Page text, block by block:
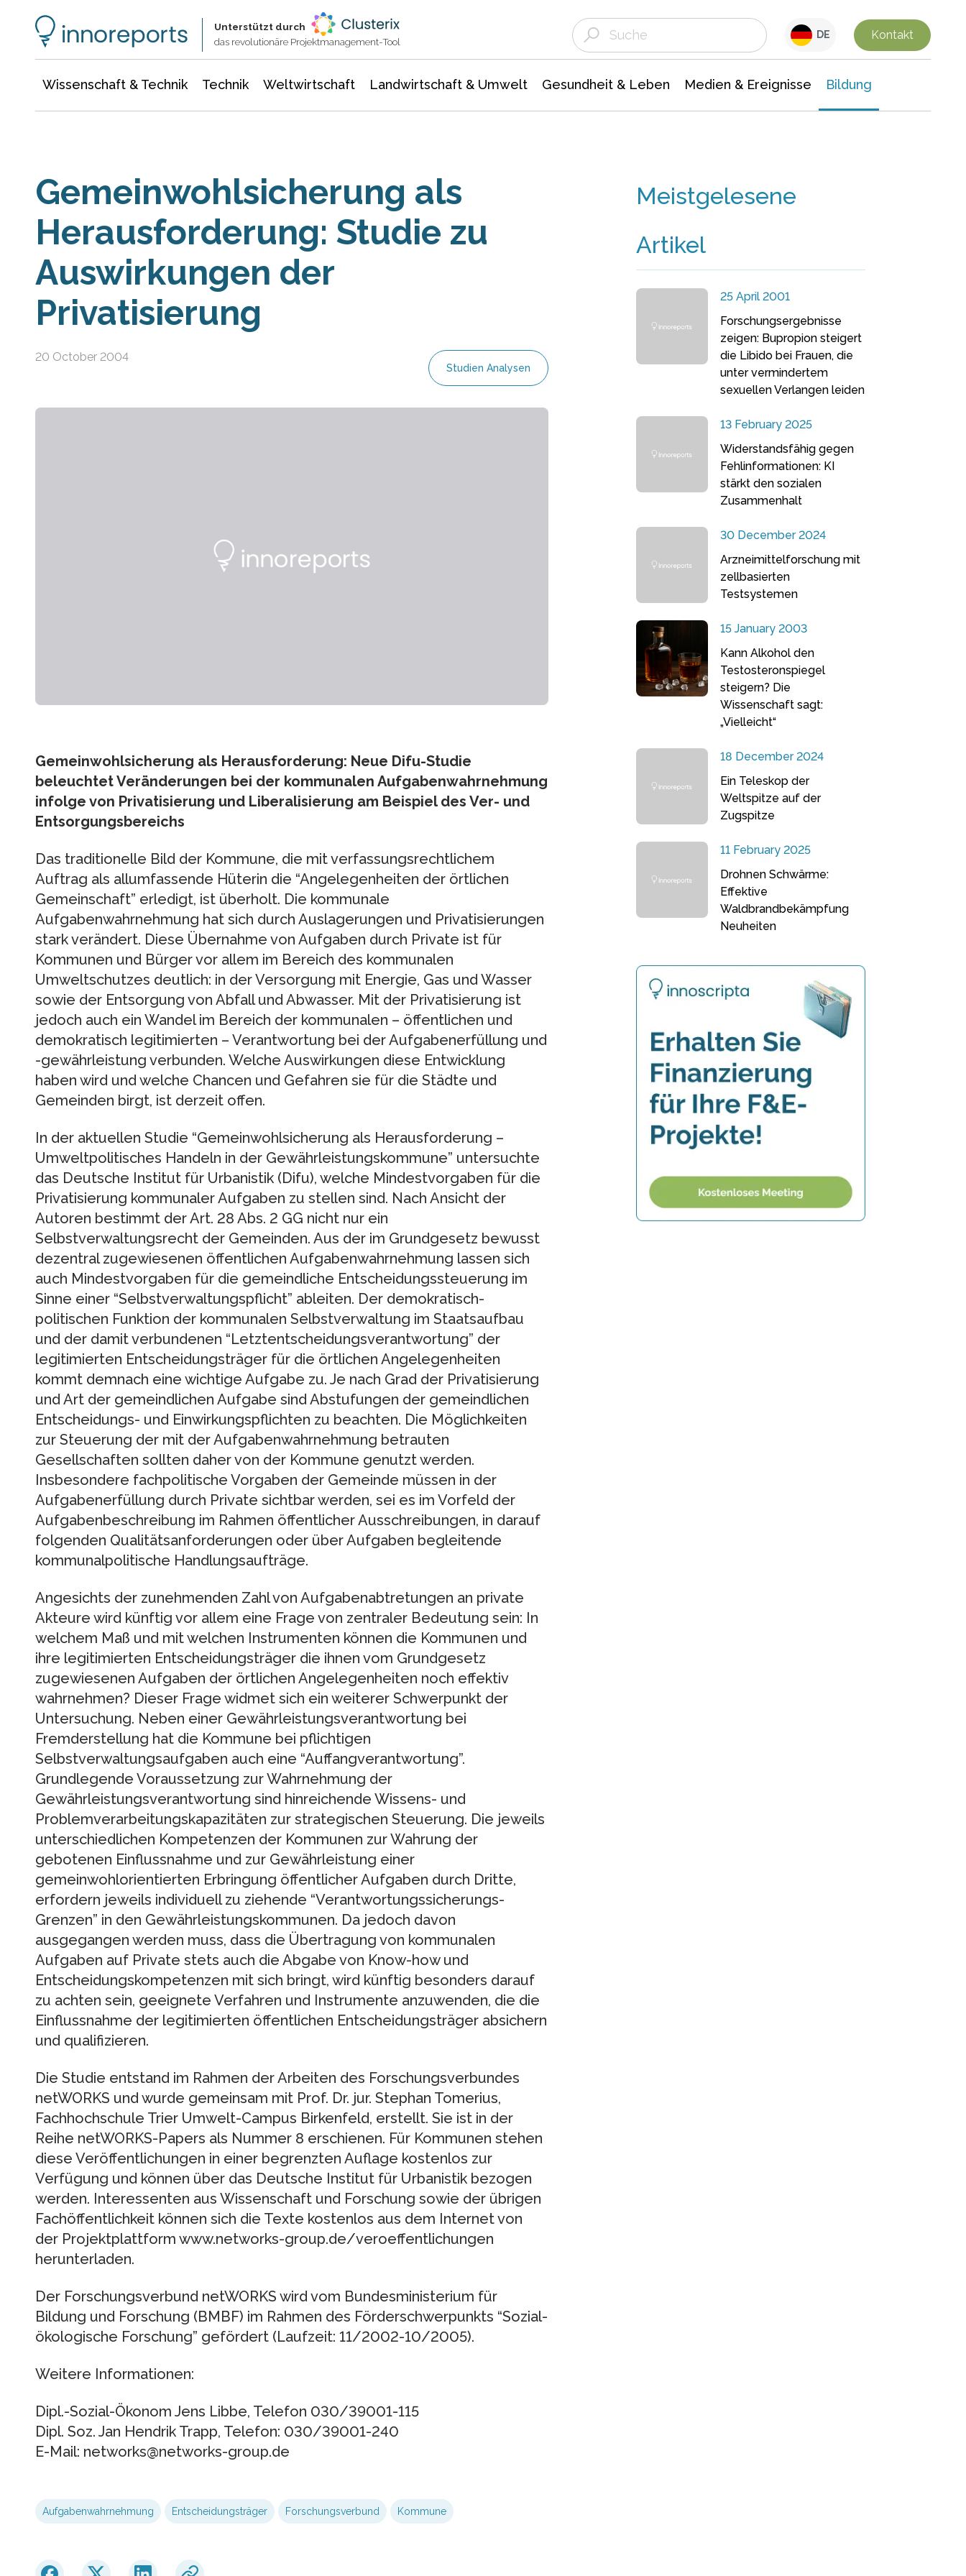
Unterstützt durch
das revolutionäre Projektmanagement-Tool
DE Kontakt
Wissenschaft & Technik Technik Weltwirtschaft Landwirtschaft & Umwelt Gesundheit & Leben Medien & Ereignisse Bildung
Gemeinwohlsicherung als
Herausforderung: Studie zu
Auswirkungen der
Privatisierung
20 October 2004
Studien Analysen
Gemeinwohlsicherung als Herausforderung: Neue Difu-Studie
beleuchtet Veränderungen bei der kommunalen Aufgabenwahrnehmung
infolge von Privatisierung und Liberalisierung am Beispiel des Ver- und
Entsorgungsbereichs
Das traditionelle Bild der Kommune, die mit verfassungsrechtlichem
Auftrag als allumfassende Hüterin die “Angelegenheiten der örtlichen
Gemeinschaft” erledigt, ist überholt. Die kommunale
Aufgabenwahrnehmung hat sich durch Auslagerungen und Privatisierungen
stark verändert. Diese Übernahme von Aufgaben durch Private ist für
Kommunen und Bürger vor allem im Bereich des kommunalen
Umweltschutzes deutlich: in der Versorgung mit Energie, Gas und Wasser
sowie der Entsorgung von Abfall und Abwasser. Mit der Privatisierung ist
jedoch auch ein Wandel im Bereich der kommunalen – öffentlichen und
demokratisch legitimierten – Verantwortung bei der Aufgabenerfüllung und
-gewährleistung verbunden. Welche Auswirkungen diese Entwicklung
haben wird und welche Chancen und Gefahren sie für die Städte und
Gemeinden birgt, ist derzeit offen.
In der aktuellen Studie “Gemeinwohlsicherung als Herausforderung –
Umweltpolitisches Handeln in der Gewährleistungskommune” untersuchte
das Deutsche Institut für Urbanistik (Difu), welche Mindestvorgaben für die
Privatisierung kommunaler Aufgaben zu stellen sind. Nach Ansicht der
Autoren bestimmt der Art. 28 Abs. 2 GG nicht nur ein
Selbstverwaltungsrecht der Gemeinden. Aus der im Grundgesetz bewusst
dezentral zugewiesenen öffentlichen Aufgabenwahrnehmung lassen sich
auch Mindestvorgaben für die gemeindliche Entscheidungssteuerung im
Sinne einer “Selbstverwaltungspflicht” ableiten. Der demokratisch-
politischen Funktion der kommunalen Selbstverwaltung im Staatsaufbau
und der damit verbundenen “Letztentscheidungsverantwortung” der
legitimierten Entscheidungsträger für die örtlichen Angelegenheiten
kommt demnach eine wichtige Aufgabe zu. Je nach Grad der Privatisierung
und Art der gemeindlichen Aufgabe sind Abstufungen der gemeindlichen
Entscheidungs- und Einwirkungspflichten zu beachten. Die Möglichkeiten
zur Steuerung der mit der Aufgabenwahrnehmung betrauten
Gesellschaften sollten daher von der Kommune genutzt werden.
Insbesondere fachpolitische Vorgaben der Gemeinde müssen in der
Aufgabenerfüllung durch Private sichtbar werden, sei es im Vorfeld der
Aufgabenbeschreibung im Rahmen öffentlicher Ausschreibungen, in darauf
folgenden Qualitätsanforderungen oder über Aufgaben begleitende
kommunalpolitische Handlungsaufträge.
Angesichts der zunehmenden Zahl von Aufgabenabtretungen an private
Akteure wird künftig vor allem eine Frage von zentraler Bedeutung sein: In
welchem Maß und mit welchen Instrumenten können die Kommunen und
ihre legitimierten Entscheidungsträger die ihnen vom Grundgesetz
zugewiesenen Aufgaben der örtlichen Angelegenheiten noch effektiv
wahrnehmen? Dieser Frage widmet sich ein weiterer Schwerpunkt der
Untersuchung. Neben einer Gewährleistungsverantwortung bei
Fremderstellung hat die Kommune bei pflichtigen
Selbstverwaltungsaufgaben auch eine “Auffangverantwortung”.
Grundlegende Voraussetzung zur Wahrnehmung der
Gewährleistungsverantwortung sind hinreichende Wissens- und
Problemverarbeitungskapazitäten zur strategischen Steuerung. Die jeweils
unterschiedlichen Kompetenzen der Kommunen zur Wahrung der
gebotenen Einflussnahme und zur Gewährleistung einer
gemeinwohlorientierten Erbringung öffentlicher Aufgaben durch Dritte,
erfordern jeweils individuell zu ziehende “Verantwortungssicherungs-
Grenzen” in den Gewährleistungskommunen. Da jedoch davon
ausgegangen werden muss, dass die Übertragung von kommunalen
Aufgaben auf Private stets auch die Abgabe von Know-how und
Entscheidungskompetenzen mit sich bringt, wird künftig besonders darauf
zu achten sein, geeignete Verfahren und Instrumente anzuwenden, die die
Einflussnahme der legitimierten öffentlichen Entscheidungsträger absichern
und qualifizieren.
Die Studie entstand im Rahmen der Arbeiten des Forschungsverbundes
netWORKS und wurde gemeinsam mit Prof. Dr. jur. Stephan Tomerius,
Fachhochschule Trier Umwelt-Campus Birkenfeld, erstellt. Sie ist in der
Reihe netWORKS-Papers als Nummer 8 erschienen. Für Kommunen stehen
diese Veröffentlichungen in einer begrenzten Auflage kostenlos zur
Verfügung und können über das Deutsche Institut für Urbanistik bezogen
werden. Interessenten aus Wissenschaft und Forschung sowie der übrigen
Fachöffentlichkeit können sich die Texte kostenlos aus dem Internet von
der Projektplattform www.networks-group.de/veroeffentlichungen
herunterladen.
Der Forschungsverbund netWORKS wird vom Bundesministerium für
Bildung und Forschung (BMBF) im Rahmen des Förderschwerpunkts “Sozial-
ökologische Forschung” gefördert (Laufzeit: 11/2002-10/2005).
Weitere Informationen:
Dipl.-Sozial-Ökonom Jens Libbe, Telefon 030/39001-115
Dipl. Soz. Jan Hendrik Trapp, Telefon: 030/39001-240
E-Mail: networks@networks-group.de
Aufgabenwahrnehmung Entscheidungsträger Forschungsverbund Kommune
Meistgelesene
Artikel
25 April 2001
Forschungsergebnisse
zeigen: Bupropion steigert
die Libido bei Frauen, die
unter vermindertem
sexuellen Verlangen leiden
13 February 2025
Widerstandsfähig gegen
Fehlinformationen: KI
stärkt den sozialen
Zusammenhalt
30 December 2024
Arzneimittelforschung mit
zellbasierten
Testsystemen
15 January 2003
Kann Alkohol den
Testosteronspiegel
steigern? Die
Wissenschaft sagt:
„Vielleicht“
18 December 2024
Ein Teleskop der
Weltspitze auf der
Zugspitze
11 February 2025
Drohnen Schwärme:
Effektive
Waldbrandbekämpfung
Neuheiten